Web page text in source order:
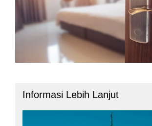
Informasi Lebih Lanjut